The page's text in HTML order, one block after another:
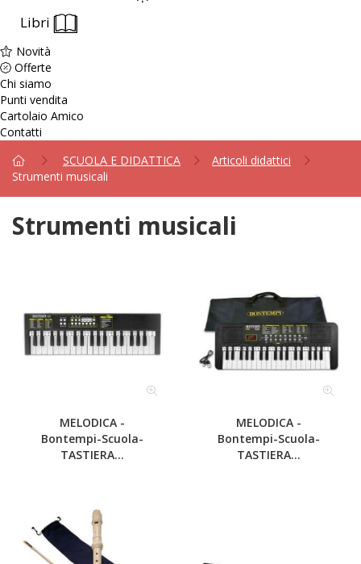
Libri
Novità
Offerte
Chi siamo
Punti vendita
Cartolaio Amico
Contatti
SCUOLA E DIDATTICA
Articoli didattici
Strumenti musicali
Strumenti musicali
MELODICA -
Bontempi-Scuola-
TASTIERA...
MELODICA -
Bontempi-Scuola-
TASTIERA...